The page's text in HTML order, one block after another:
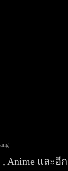
, Anime และอี